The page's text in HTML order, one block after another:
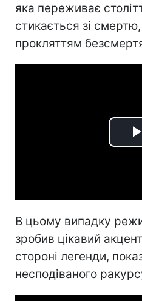
яка переживає
стикається зі
прокляттям
В цьому випадку
зробив цікавий
стороні легенди,
несподіваного